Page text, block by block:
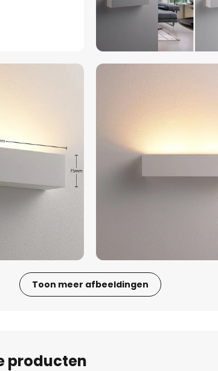
Toon meer afbeeldingen
producten